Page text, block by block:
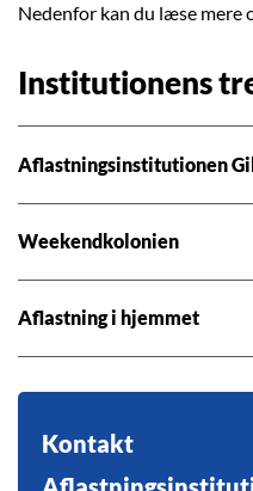
Nedenfor kan du læse mere
Institutionens
Aflastningsinstitutionen
Weekendkolonien
Aflastning i hjemmet
Kontakt